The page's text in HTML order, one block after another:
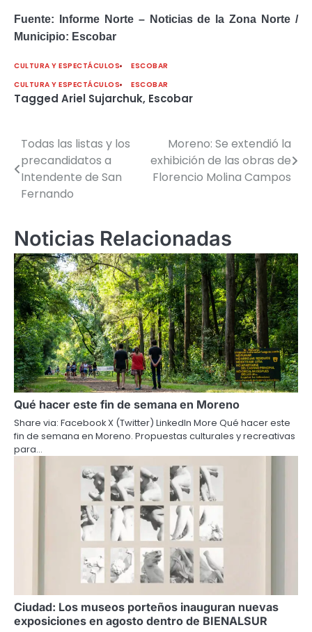
Fuente: Informe Norte – Noticias de la Zona Norte /
Municipio: Escobar
CULTURA Y ESPECTÁCULOS
ESCOBAR
CULTURA Y ESPECTÁCULOS
ESCOBAR
Tagged Ariel Sujarchuk, Escobar
Navegación
de
entradas
Todas las listas y los
precandidatos a
Intendente de San
Fernando
Moreno: Se extendió la
exhibición de las obras de
Florencio Molina Campos
Noticias Relacionadas
Qué hacer este fin de semana en Moreno
Share via: Facebook X (Twitter) LinkedIn More Qué hacer este
fin de semana en Moreno. Propuestas culturales y recreativas
para…
Ciudad: Los museos porteños inauguran nuevas
exposiciones en agosto dentro de BIENALSUR